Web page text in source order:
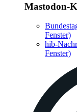
Mastodon-
Fenster)
hib-
Fenster)